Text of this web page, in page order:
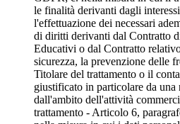
le finalità derivanti dagli
l'effettuazione dei necessari
di diritti derivanti dal Contratto
Educativi o dal Contratto
sicurezza, la prevenzione delle
Titolare del trattamento o il
giustificato in particolare da
dall'ambito dell'attività
trattamento - Articolo 6,